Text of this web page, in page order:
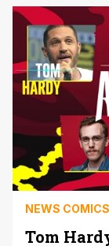
trilogia
vestire i panni
NEWS COMICS
Tom